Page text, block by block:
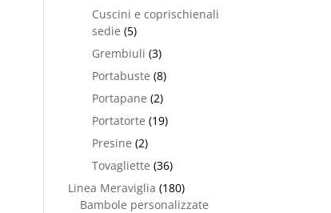
Cuscini e coprischienali
sedie (5)
Grembiuli (3)
Portabuste (8)
Portapane (2)
Portatorte (19)
Presine (2)
Tovagliette (36)
Linea Meraviglia (180)
Bambole personalizzate